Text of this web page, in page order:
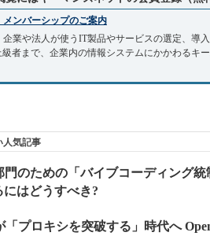
メンバーシップのご案内
業や法人が使うIT製品やサービスの選定、導
者まで、企業内の情報システムにかかわるキ
人気記事